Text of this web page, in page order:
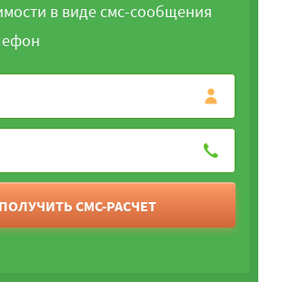
в виде смс-сообщения
ПОЛУЧИТЬ СМС-РАСЧЕТ